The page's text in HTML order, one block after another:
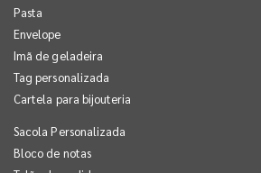
Pasta
Envelope
Imã de geladeira
Tag personalizada
Cartela para bijouteria
Sacola Personalizada
Bloco de notas